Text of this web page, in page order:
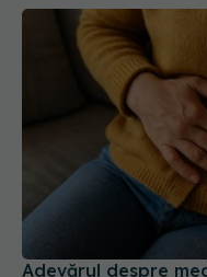
Adevărul despre
Care este legătura